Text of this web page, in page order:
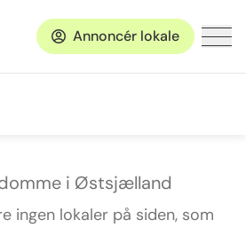
Annoncér lokale
i Østsjælland
ingen lokaler på siden, som